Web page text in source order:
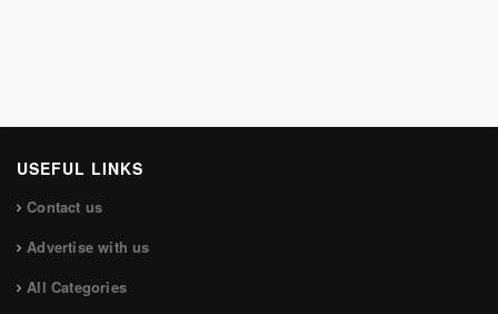
USEFUL LINKS
Contact us
Advertise with us
All Categories